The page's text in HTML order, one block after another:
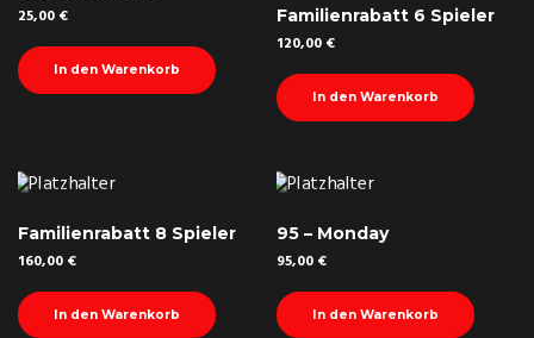
25,00 €
In den Warenkorb
Familienrabatt 6 Spieler
120,00 €
In den Warenkorb
Familienrabatt 8 Spieler
160,00 €
In den Warenkorb
95 – Monday
95,00 €
In den Warenkorb